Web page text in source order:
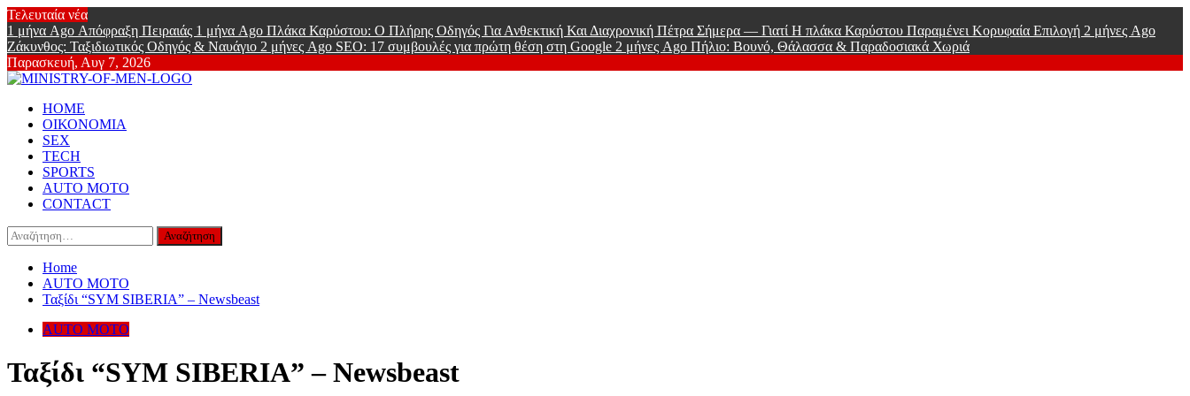
Skip
to
content
Τελευταία νέα
1 μήνα Ago Απόφραξη Πειραιάς 1 μήνα Ago Πλάκα Καρύστου: Ο Πλήρης Οδηγός Για Ανθεκτική Και Διαχρονική Πέτρα Σήμερα — Γιατί Η πλάκα Καρύστου Παραμένει Κορυφαία Επιλογή 2 μήνες Ago
Ζάκυνθος: Ταξιδιωτικός Οδηγός & Ναυάγιο 2 μήνες Ago SEO: 17 συμβουλές για πρώτη θέση στη Google 2 μήνες Ago Πήλιο: Βουνό, Θάλασσα & Παραδοσιακά Χωριά
Παρασκευή, Αυγ 7, 2026
Online Lifestyle περιοδικό για Aνδρες
Primary
Menu
HOME
ΟΙΚΟΝΟΜΙΑ
SEX
TECH
SPORTS
AUTO MOTO
CONTACT
Αναζήτηση
για:
Home
AUTO MOTO
Ταξίδι “SYM SIBERIA” – Newsbeast
AUTO MOTO
Ταξίδι “SYM SIBERIA” – Newsbeast